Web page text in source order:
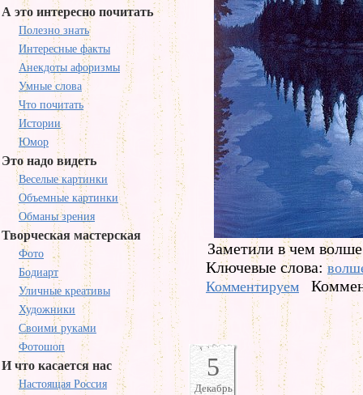
А это интересно почитать
Полезно знать
Интересные факты
Анекдоты афоризмы
Умные слова
Что почитать
Истории
Юмор
Это надо видеть
Веселые картинки
Объемные картинки
Обманы зрения
Творческая мастерская
Фото
Бодиарт
Уличные креативы
Художники
Своими руками
Фотошоп
И что касается нас
Настоящая Россия
Заметили в чем
Ключевые слова:
Комментируем
5
Декабрь